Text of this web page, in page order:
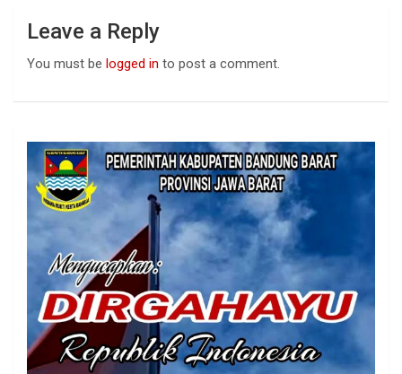
Leave a Reply
You must be logged in to post a comment.